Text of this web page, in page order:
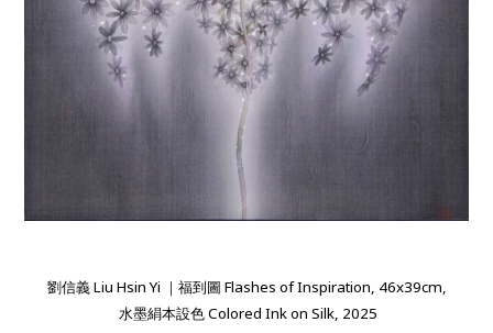
劉信義 Liu Hsin Yi ｜福到圖 Flashes of Inspiration, 46x39cm,
水墨絹本設色 Colored Ink on Silk, 2025